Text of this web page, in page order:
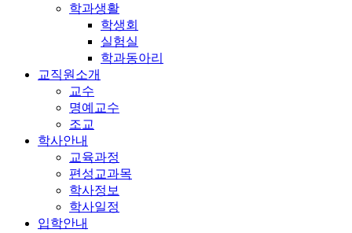
학과생활
학생회
실험실
학과동아리
교직원소개
교수
명예교수
조교
학사안내
교육과정
편성교과목
학사정보
학사일정
입학안내